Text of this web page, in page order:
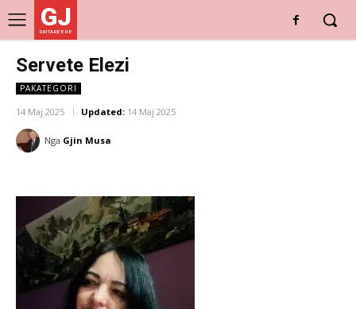
GJ
DRITARE E RE
Servete Elezi
PAKATEGORI
14 Maj 2025 Updated: 14 Maj 2025
Nga Gjin Musa